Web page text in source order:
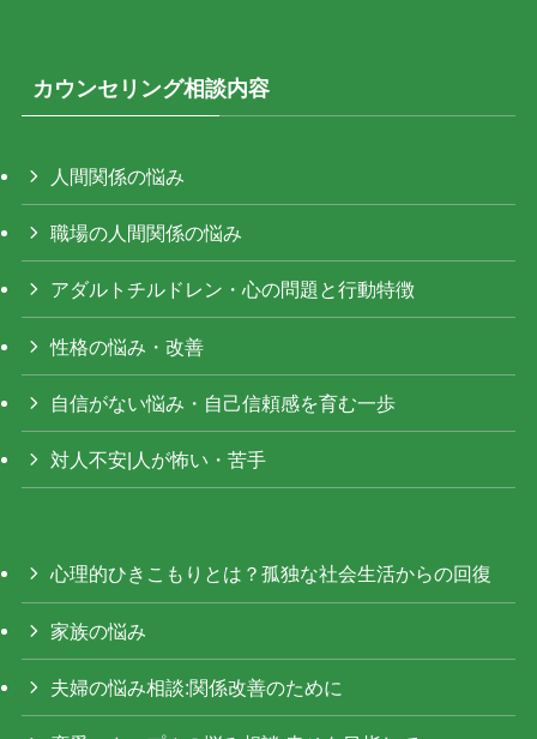
カウンセリング相談内容
人間関係の悩み
職場の人間関係の悩み
アダルトチルドレン・心の問題と行動特徴
性格の悩み・改善
自信がない悩み・自己信頼感を育む一歩
対人不安|人が怖い・苦手
心理的ひきこもりとは？孤独な社会生活からの回復
家族の悩み
夫婦の悩み相談:関係改善のために